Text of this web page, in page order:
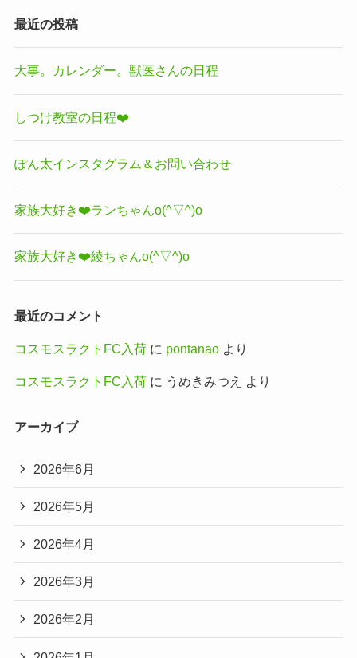
最近の投稿
大事。カレンダー。獣医さんの日程
しつけ教室の日程❤️
ぽん太インスタグラム＆お問い合わせ
家族大好き❤️ランちゃんo(^▽^)o
家族大好き❤️綾ちゃんo(^▽^)o
最近のコメント
コスモスラクトFC入荷に pontanaoより
コスモスラクトFC入荷に うめきみつえ より
アーカイブ
2026年6月
2026年5月
2026年4月
2026年3月
2026年2月